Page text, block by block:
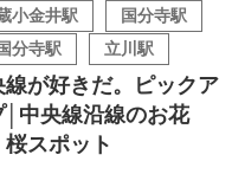
小金井駅
国分寺駅
分寺駅
立川駅
線が好きだ。ピックア
│中央線沿線のお花
桜スポット